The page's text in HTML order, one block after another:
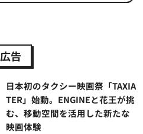
広告
日本初のタクシー映画祭「TAXIA
TER」始動。ENGINEと花王が挑
む、移動空間を活用した新たな
映画体験